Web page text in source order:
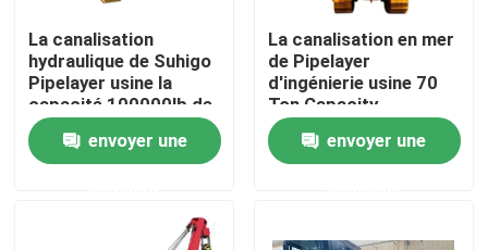
Contrôle de qualité
Contactez-nous
La canalisation
hydraulique de Suhigo
Pipelayer usine la
capacité 100000lb de
levage
envoyer une
La canalisation en mer
de Pipelayer
d'ingénierie usine 70
Ton Capacity
envoyer une